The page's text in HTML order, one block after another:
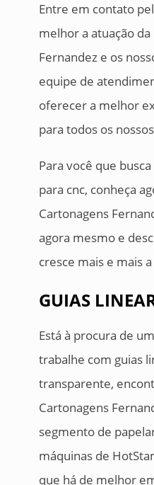
Entre em contato
melhor a atuação
Fernandez e os
equipe de
oferecer a melhor
para todos os
Para você que
para cnc, conheça
Cartonagens
agora mesmo e
cresce mais e mais
GUIAS
Está à procura de
trabalhe com guias
transparente,
Cartonagens
segmento de
máquinas de
que há de melhor